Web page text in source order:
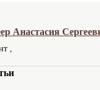
Анастасия
,